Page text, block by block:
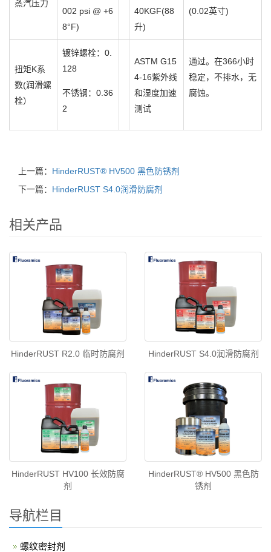
蒸汽压力
002 psi @ +6
8°F)
40KGF(88
升)
(0.02英寸)
扭矩K系
数(润滑螺
栓）
镀锌螺栓：0.
128
不锈钢：0.36
2
ASTM G15
4-16紫外线
和湿度加速
测试
通过。在366小时
稳定，不排水，无
腐蚀。
上一篇： HinderRUST® HV500 黑色防锈剂
下一篇： HinderRUST S4.0润滑防腐剂
相关产品
HinderRUST R2.0 临时防腐剂 HinderRUST S4.0润滑防腐剂
HinderRUST HV100 长效防腐
剂
HinderRUST® HV500 黑色防
锈剂
导航栏目
螺纹密封剂